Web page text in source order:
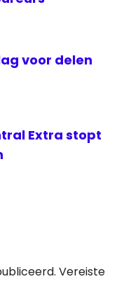
voor delen
Extra stopt
Vereiste